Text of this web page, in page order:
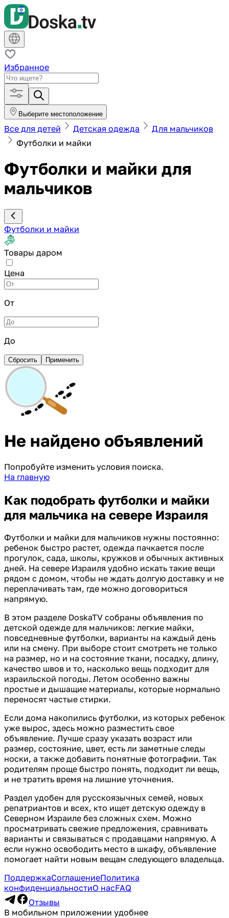
Избранное
Выберите местоположение
Все для детей Детская одежда
Для мальчиков
Футболки и майки
Футболки и майки для
мальчиков
Футболки и майки
Товары даром
Цена
От
До
Сбросить Применить
Не найдено объявлений
Попробуйте изменить условия поиска.
На главную
Как подобрать футболки и майки
для мальчика на севере Израиля
Футболки и майки для мальчиков нужны постоянно:
ребенок быстро растет, одежда пачкается после
прогулок, сада, школы, кружков и обычных активных
дней. На севере Израиля удобно искать такие вещи
рядом с домом, чтобы не ждать долгую доставку и не
переплачивать там, где можно договориться
напрямую.
В этом разделе DoskaTV собраны объявления по
детской одежде для мальчиков: легкие майки,
повседневные футболки, варианты на каждый день
или на смену. При выборе стоит смотреть не только
на размер, но и на состояние ткани, посадку, длину,
качество швов и то, насколько вещь подходит для
израильской погоды. Летом особенно важны
простые и дышащие материалы, которые нормально
переносят частые стирки.
Если дома накопились футболки, из которых ребенок
уже вырос, здесь можно разместить свое
объявление. Лучше сразу указать возраст или
размер, состояние, цвет, есть ли заметные следы
носки, а также добавить понятные фотографии. Так
родителям проще быстро понять, подходит ли вещь,
и не тратить время на лишние уточнения.
Раздел удобен для русскоязычных семей, новых
репатриантов и всех, кто ищет детскую одежду в
Северном Израиле без сложных схем. Можно
просматривать свежие предложения, сравнивать
варианты и связываться с продавцами напрямую. А
если нужно освободить место в шкафу, объявление
помогает найти новым вещам следующего владельца.
ПоддержкаСоглашениеПолитика
конфиденциальностиО насFAQ
Отзывы
В мобильном приложении удобнее